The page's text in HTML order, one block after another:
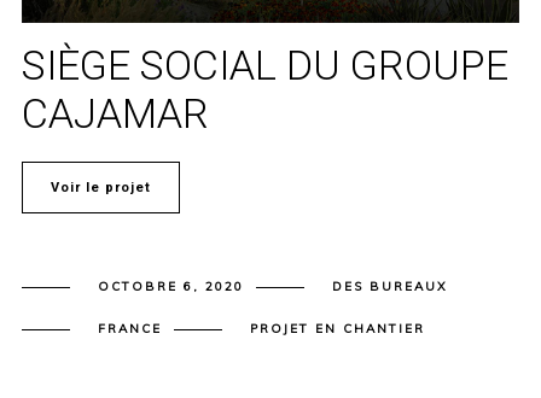
SIÈGE SOCIAL DU GROUPE
CAJAMAR
Voir le projet
OCTOBRE 6, 2020 DES BUREAUX
FRANCE PROJET EN CHANTIER